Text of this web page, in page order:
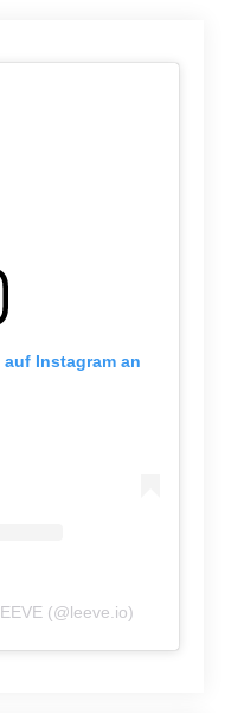
Instagram an
(@leeve.io)